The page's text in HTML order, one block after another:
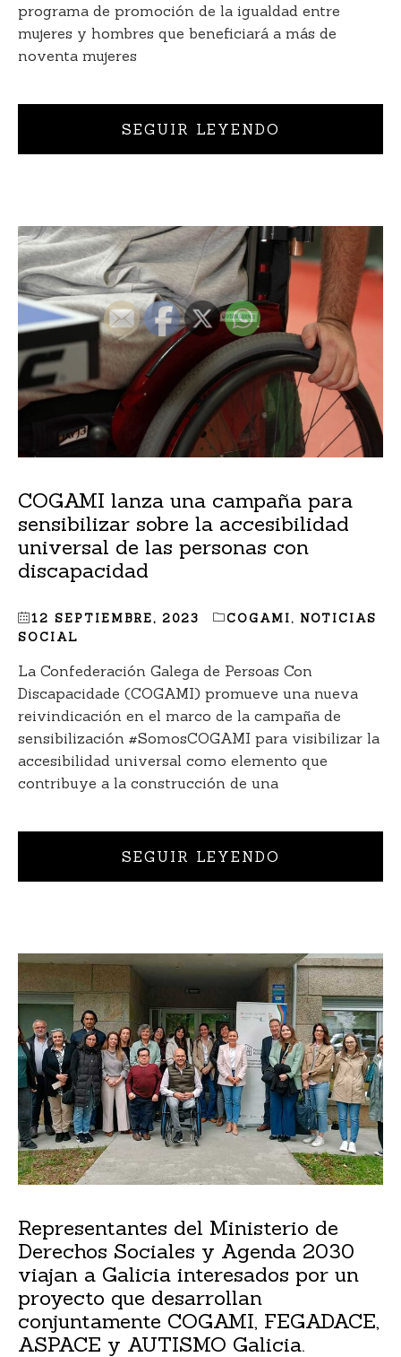
programa de promoción de la igualdad entre
mujeres y hombres que beneficiará a más de
noventa mujeres
SEGUIR LEYENDO
COGAMI lanza una campaña para
sensibilizar sobre la accesibilidad
universal de las personas con
discapacidad
12 SEPTIEMBRE, 2023 COGAMI, NOTICIAS
SOCIAL
La Confederación Galega de Persoas Con
Discapacidade (COGAMI) promueve una nueva
reivindicación en el marco de la campaña de
sensibilización #SomosCOGAMI para visibilizar la
accesibilidad universal como elemento que
contribuye a la construcción de una
SEGUIR LEYENDO
Representantes del Ministerio de
Derechos Sociales y Agenda 2030
viajan a Galicia interesados por un
proyecto que desarrollan
conjuntamente COGAMI, FEGADACE,
ASPACE y AUTISMO Galicia.